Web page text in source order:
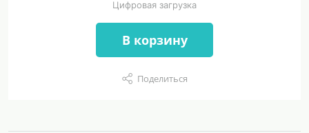
Цифровая загрузка
В корзину
Поделиться